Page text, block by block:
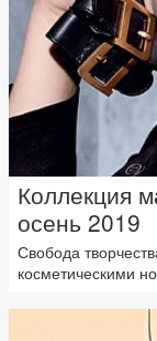
Коллекция
осень 2019
Свобода
косметическими